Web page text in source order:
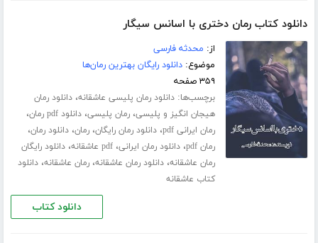
دانلود کتاب رمان دختری با اسانس سیگار
از: محدثه فارسی
موضوع:دانلود رایگان بهترین رمان‌ها
۳۵۹ صفحه
برچسب‌ها:دانلود رمان پلیسی عاشقانه،دانلود رمان
هیجان انگیز و پلیسی،رمان پلیسی،دانلود pdf رمان ،
رمان ایرانی pdf ،دانلود رمان رایگان،رمان،دانلود رمان،
رمان pdf ،دانلود رمان ایرانی،pdf عاشقانه ،دانلود رایگان
رمان عاشقانه،دانلود رمان عاشقانه،رمان عاشقانه،دانلود
کتاب عاشقانه
دانلود کتاب